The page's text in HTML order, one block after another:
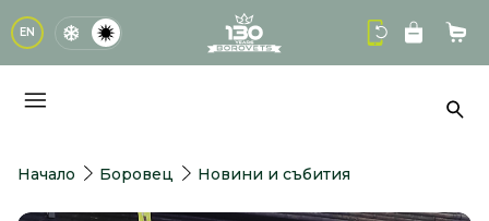
EN logo
Начало Боровец Новини и събития